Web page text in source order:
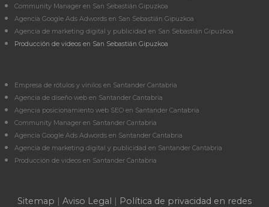
Community Manager en San Sebastián Gipuzkoa
Agencia Google Ads Adwords en San Sebastián Gipuzkoa
Agencia de marketing digital y publicidad en San Sebastián Gipuzkoa
Producción de videos en San Sebastián Gipuzkoa
Empresa de rótulos y vinilos en Santander Cantabria
Agencia de diseño web en Santander Cantabria
Agencia posicionamiento web SEO en Santander Cantabria
Community Manager en Santander Cantabria
Agencia Google Ads Adwords en Santander Cantabria
Agencia de marketing digital y publicidad en Santander Cantabria
Producción de videos en Santander Cantabria
Sitemap | Aviso Legal | Política de privacidad en redes